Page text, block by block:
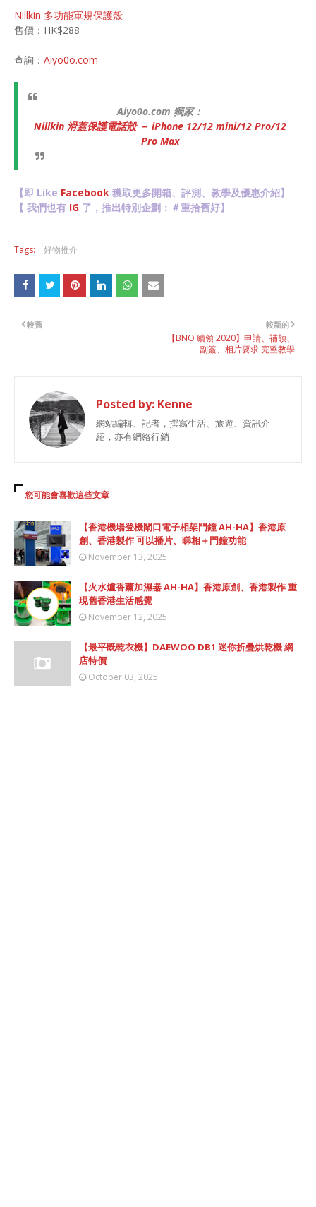
Nillkin 多功能軍規保護殼
售價：HK$288
查詢： Aiyo0o.com
Aiyo0o.com 獨家：
Nillkin 滑蓋保護電話殼 － iPhone 12/12 mini/12 Pro/12
Pro Max
【即 Like Facebook 獲取更多開箱、評測、教學及優惠介紹】
【 我們也有 IG 了，推出特別企劃：＃重拾舊好】
Tags: 好物推介
較新的
【BNO 續領 2020】申請、補領、
副簽、相片要求 完整教學
較舊
Posted by: Kenne
網站編輯、記者，撰寫生活、旅遊、資訊介
紹，亦有網絡行銷
您可能會喜歡這些文章
【香港機場登機閘口電子相架門鐘 AH-HA】香港原
創、香港製作 可以播片、睇相＋門鐘功能
November 13, 2025
【火水爐香薰加濕器 AH-HA】香港原創、香港製作 重
現舊香港生活感覺
November 12, 2025
【最平既乾衣機】DAEWOO DB1 迷你折疊烘乾機 網
店特價
October 03, 2025